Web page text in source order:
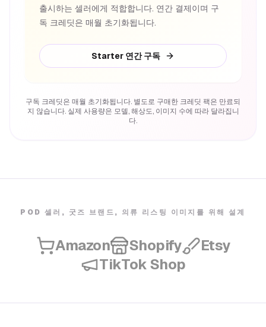
출시하는 셀러에게 적합합니다. 연간 결제이며 구
독 크레딧은 매월 초기화됩니다.
Starter 연간 구독
구독 크레딧은 매월 초기화됩니다. 별도로 구매한 크레딧 팩은 만료되
지 않습니다. 실제 사용량은 모델, 해상도, 이미지 수에 따라 달라집니
다.
POD 셀러, 굿즈 브랜드, 의류 리스팅 이미지를 위해 설계
Amazon Shopify
Etsy
TikTok Shop